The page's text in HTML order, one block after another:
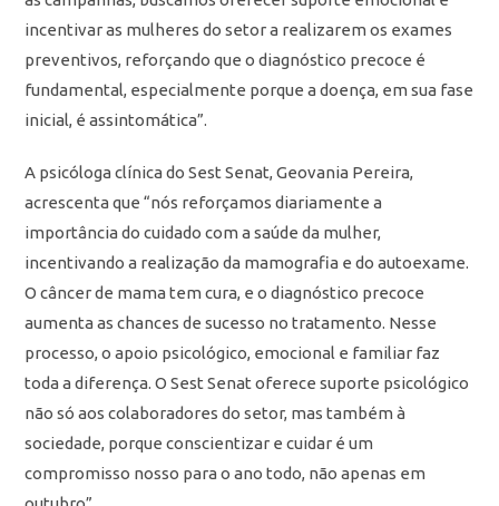
incentivar as mulheres do setor a realizarem os exames
preventivos, reforçando que o diagnóstico precoce é
fundamental, especialmente porque a doença, em sua fase
inicial, é assintomática”.
A psicóloga clínica do Sest Senat, Geovania Pereira,
acrescenta que “nós reforçamos diariamente a
importância do cuidado com a saúde da mulher,
incentivando a realização da mamografia e do autoexame.
O câncer de mama tem cura, e o diagnóstico precoce
aumenta as chances de sucesso no tratamento. Nesse
processo, o apoio psicológico, emocional e familiar faz
toda a diferença. O Sest Senat oferece suporte psicológico
não só aos colaboradores do setor, mas também à
sociedade, porque conscientizar e cuidar é um
compromisso nosso para o ano todo, não apenas em